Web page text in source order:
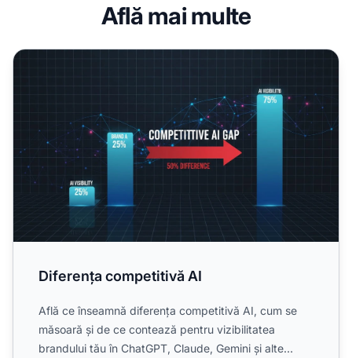
Află mai multe
Diferența competitivă AI
Diferența competitivă AI
Află ce înseamnă diferența competitivă AI, cum se
măsoară și de ce contează pentru vizibilitatea
brandului tău în ChatGPT, Claude, Gemini și alte